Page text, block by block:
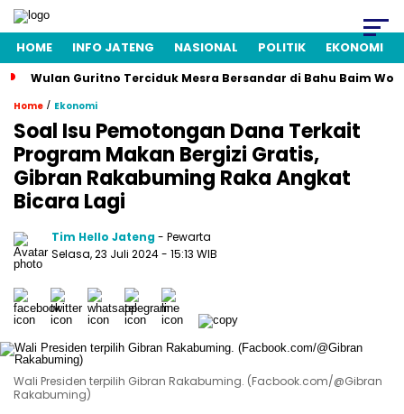
HOME INFO JATENG NASIONAL POLITIK EKONOMI
Wulan Guritno Terciduk Mesra Bersandar di Bahu Baim
Home / Ekonomi
Soal Isu Pemotongan Dana Terkait
Program Makan Bergizi Gratis,
Gibran Rakabuming Raka Angkat
Bicara Lagi
Tim Hello Jateng- Pewarta
Selasa, 23 Juli 2024- 15:13 WIB
Wali Presiden terpilih Gibran Rakabuming. (Facbook.com/@Gibran
Rakabuming)